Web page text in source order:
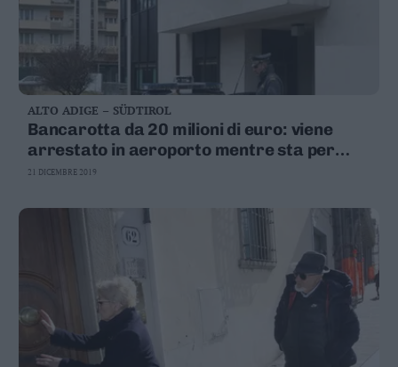
ALTO ADIGE – SÜDTIROL
Bancarotta da 20 milioni di euro: viene
arrestato in aeroporto mentre sta per
volare in Brasile
21 DICEMBRE 2019